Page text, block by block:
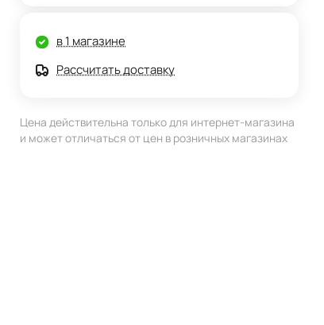
в 1 магазине
Рассчитать доставку
Цена действительна только для интернет-магазина
и может отличаться от цен в розничных магазинах